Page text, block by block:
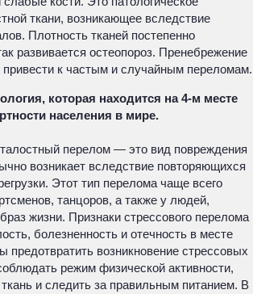
ткани, возникающее вследствие
Плотность тканей постепенно
развивается остеопороз. Пренебрежение
к частым и случайным переломам.
которая находится на 4-м месте
населения в мире.
перелом — это вид повреждения
возникает вследствие повторяющихся
Этот тип перелома чаще всего
танцоров, а также у людей,
жизни. Признаки стрессового перелома
болезненность и отечность в месте
предотвратить возникновение стрессовых
режим физической активности,
и следить за правильным питанием. В